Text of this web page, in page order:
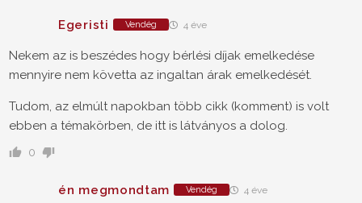
Egeristi Vendég 4 éve
Nekem az is beszédes hogy bérlési díjak emelkedése
mennyire nem követta az ingaltan árak emelkedését.
Tudom, az elmúlt napokban több cikk (komment) is volt
ebben a témakörben, de itt is látványos a dolog.
0
én megmondtam Vendég 4 éve